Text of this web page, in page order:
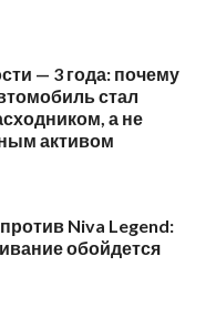
— 3 года: почему
стал
а не
активом
Niva Legend:
обойдется